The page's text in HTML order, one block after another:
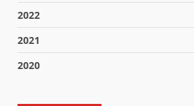
2022
2021
2020